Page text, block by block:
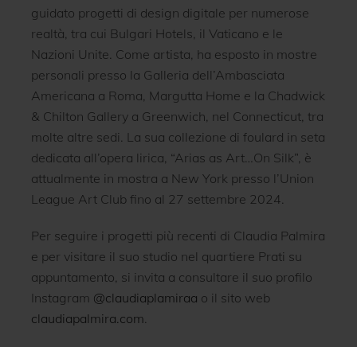
guidato progetti di design digitale per numerose
realtà, tra cui Bulgari Hotels, il Vaticano e le
Nazioni Unite. Come artista, ha esposto in mostre
personali presso la Galleria dell’Ambasciata
Americana a Roma, Margutta Home e la Chadwick
& Chilton Gallery a Greenwich, nel Connecticut, tra
molte altre sedi. La sua collezione di foulard in seta
dedicata all’opera lirica, “Arias as Art…On Silk”, è
attualmente in mostra a New York presso l’Union
League Art Club fino al 27 settembre 2024.
Per seguire i progetti più recenti di Claudia Palmira
e per visitare il suo studio nel quartiere Prati su
appuntamento, si invita a consultare il suo profilo
Instagram @claudiaplamiraa o il sito web
claudiapalmira.com.